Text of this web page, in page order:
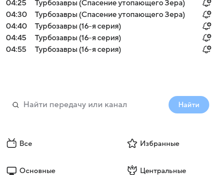
04:25
Турбозавры (Спасение утопающего Зера)
04:30
Турбозавры (Спасение утопающего Зера)
04:40
Турбозавры (16-я серия)
04:45
Турбозавры (16-я серия)
04:55
Турбозавры (16-я серия)
Найти
Все Избранные
Основные Центральные